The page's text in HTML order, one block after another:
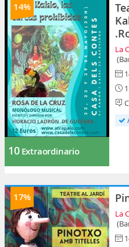
14%
10 Extraordinario
La
17%
La